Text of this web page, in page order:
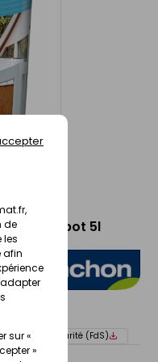
de
les
afin
sur «
»
- pot 5l
Fiche de sécurité (FdS)